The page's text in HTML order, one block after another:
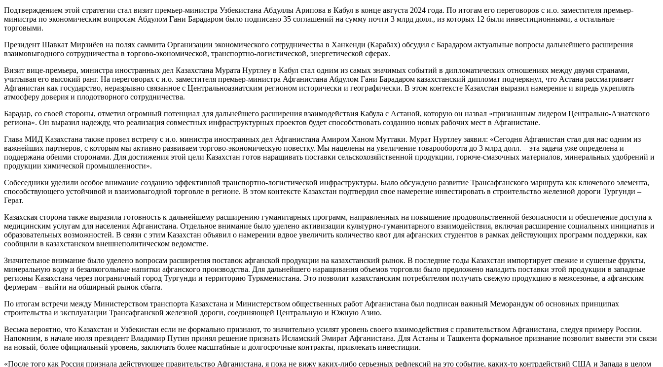
Подтверждением этой стратегии стал визит премьер-министра Узбекистана Абдуллы Арипова в Кабул в конце августа 2024 года. По итогам его переговоров с и.о. заместителя премьер-
министра по экономическим вопросам Абдулом Гани Барадаром было подписано 35 соглашений на сумму почти 3 млрд долл., из которых 12 были инвестиционными, а остальные –
торговыми.
Президент Шавкат Мирзиёев на полях саммита Организации экономического сотрудничества в Ханкенди (Карабах) обсудил с Барадаром актуальные вопросы дальнейшего расширения
взаимовыгодного сотрудничества в торгово-экономической, транспортно-логистической, энергетической сферах.
Визит вице-премьера, министра иностранных дел Казахстана Мурата Нуртлеу в Кабул стал одним из самых значимых событий в дипломатических отношениях между двумя странами,
учитывая его высокий ранг. На переговорах с и.о. заместителя премьер-министра Афганистана Абдулом Гани Барадаром казахстанский дипломат подчеркнул, что Астана рассматривает
Афганистан как государство, неразрывно связанное с Центральноазиатским регионом исторически и географически. В этом контексте Казахстан выразил намерение и впредь укреплять
атмосферу доверия и плодотворного сотрудничества.
Барадар, со своей стороны, отметил огромный потенциал для дальнейшего расширения взаимодействия Кабула с Астаной, которую он назвал «признанным лидером Центрально-Азиатского
региона». Он выразил надежду, что реализация совместных инфраструктурных проектов будет способствовать созданию новых рабочих мест в Афганистане.
Глава МИД Казахстана также провел встречу с и.о. министра иностранных дел Афганистана Амиром Ханом Муттаки. Мурат Нуртлеу заявил: «Сегодня Афганистан стал для нас одним из
важнейших партнеров, с которым мы активно развиваем торгово-экономическую повестку. Мы нацелены на увеличение товарооборота до 3 млрд долл. – эта задача уже определена и
поддержана обеими сторонами. Для достижения этой цели Казахстан готов наращивать поставки сельскохозяйственной продукции, горюче-смазочных материалов, минеральных удобрений и
продукции химической промышленности».
Собеседники уделили особое внимание созданию эффективной транспортно-логистической инфраструктуры. Было обсуждено развитие Трансафганского маршрута как ключевого элемента,
способствующего устойчивой и взаимовыгодной торговле в регионе. В этом контексте Казахстан подтвердил свое намерение инвестировать в строительство железной дороги Тургунди –
Герат.
Казахская сторона также выразила готовность к дальнейшему расширению гуманитарных программ, направленных на повышение продовольственной безопасности и обеспечение доступа к
медицинским услугам для населения Афганистана. Отдельное внимание было уделено активизации культурно-гуманитарного взаимодействия, включая расширение социальных инициатив и
образовательных возможностей. В связи с этим Казахстан объявил о намерении вдвое увеличить количество квот для афганских студентов в рамках действующих программ поддержки, как
сообщили в казахстанском внешнеполитическом ведомстве.
Значительное внимание было уделено вопросам расширения поставок афганской продукции на казахстанский рынок. В последние годы Казахстан импортирует свежие и сушеные фрукты,
минеральную воду и безалкогольные напитки афганского производства. Для дальнейшего наращивания объемов торговли было предложено наладить поставки этой продукции в западные
регионы Казахстана через пограничный город Тургунди и территорию Туркменистана. Это позволит казахстанским потребителям получать свежую продукцию в межсезонье, а афганским
фермерам – выйти на обширный рынок сбыта.
По итогам встречи между Министерством транспорта Казахстана и Министерством общественных работ Афганистана был подписан важный Меморандум об основных принципах
строительства и эксплуатации Трансафганской железной дороги, соединяющей Центральную и Южную Азию.
Весьма вероятно, что Казахстан и Узбекистан если не формально признают, то значительно усилят уровень своего взаимодействия с правительством Афганистана, следуя примеру России.
Напомним, в начале июля президент Владимир Путин принял решение признать Исламский Эмират Афганистана. Для Астаны и Ташкента формальное признание позволит вывести эти связи
на новый, более официальный уровень, заключать более масштабные и долгосрочные контракты, привлекать инвестиции.
«После того как Россия признала действующее правительство Афганистана, я пока не вижу каких-либо серьезных рефлексий на это событие, каких-то контрдействий США и Запада в целом